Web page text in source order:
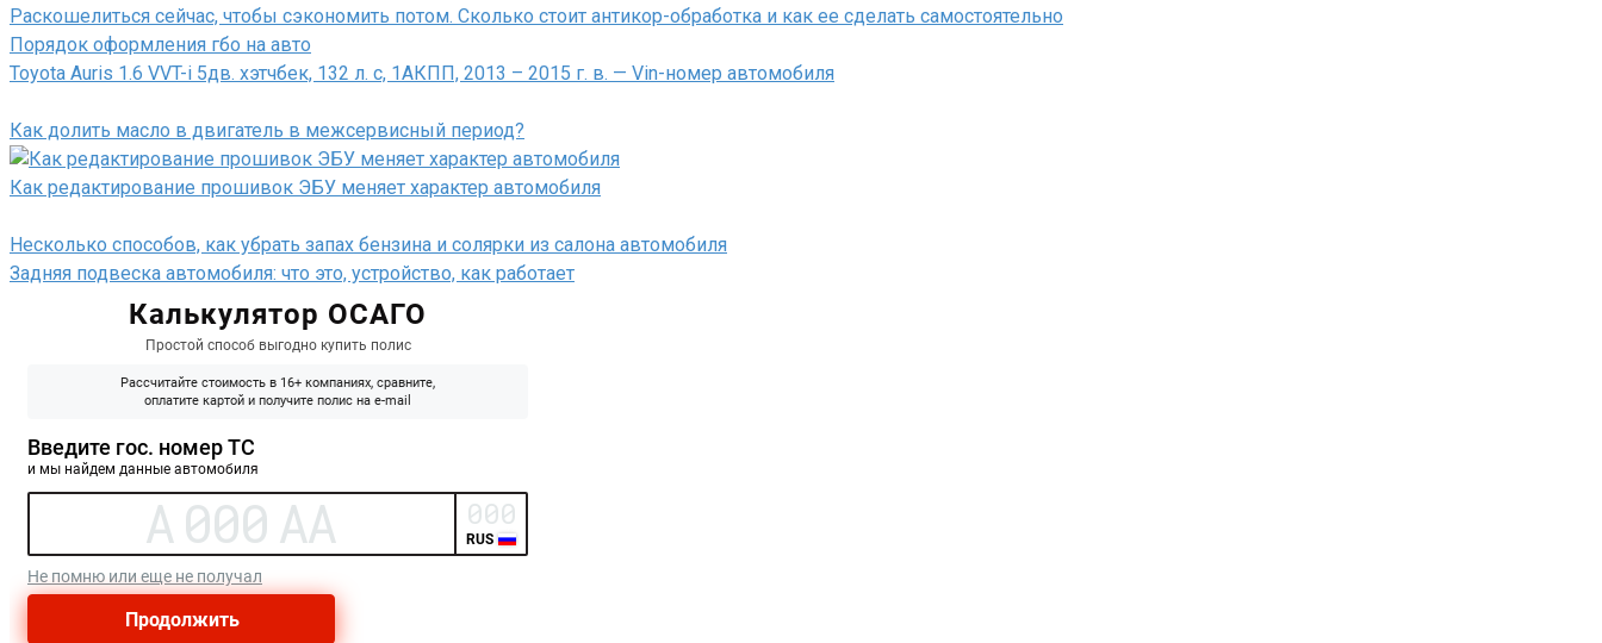
Раскошелиться сейчас, чтобы сэкономить потом. Сколько стоит антикор-обработка и как ее сделать самостоятельно
Порядок оформления гбо на авто
Toyota Auris 1.6 VVT-i 5дв. хэтчбек, 132 л. с, 1АКПП, 2013 – 2015 г. в. — Vin-номер автомобиля
Как долить масло в двигатель в межсервисный период?
Как редактирование прошивок ЭБУ меняет характер автомобиля
Несколько способов, как убрать запах бензина и солярки из салона автомобиля
Задняя подвеска автомобиля: что это, устройство, как работает